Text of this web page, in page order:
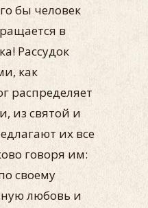
бы человек
в
Рассудок
как
распределяет
из святой и
их все
говоря им:
своему
любовь и